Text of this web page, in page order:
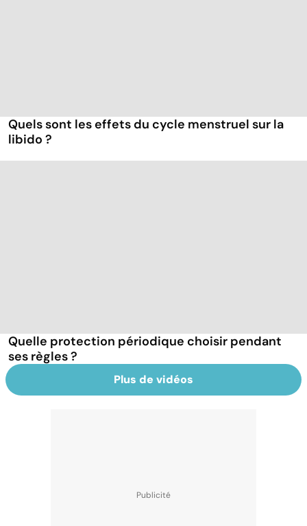
Quels sont les effets du cycle menstruel sur la
libido ?
Quelle protection périodique choisir pendant
ses règles ?
Plus de vidéos